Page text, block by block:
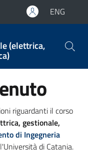
ENG
(elettrica,
riguardanti il corso
gestionale,
di Ingegneria
di Catania.